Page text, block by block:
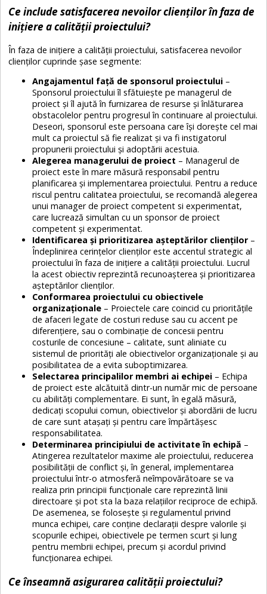
Ce include satisfacerea nevoilor clienților în faza de
inițiere a calității proiectului?
În faza de inițiere a calității proiectului, satisfacerea nevoilor
clienților cuprinde șase segmente:
Angajamentul față de sponsorul proiectului –
Sponsorul proiectului îl sfătuiește pe managerul de
proiect și îl ajută în furnizarea de resurse și înlăturarea
obstacolelor pentru progresul în continuare al proiectului.
Deseori, sponsorul este persoana care își dorește cel mai
mult ca proiectul să fie realizat și va fi instigatorul
propunerii proiectului și adoptării acestuia.
Alegerea managerului de proiect – Managerul de
proiect este în mare măsură responsabil pentru
planificarea și implementarea proiectului. Pentru a reduce
riscul pentru calitatea proiectului, se recomandă alegerea
unui manager de proiect competent si experimentat,
care lucrează simultan cu un sponsor de proiect
competent și experimentat.
Identificarea și prioritizarea așteptărilor clienților–
Îndeplinirea cerințelor clienților este accentul strategic al
proiectului în faza de inițiere a calității proiectului. Lucrul
la acest obiectiv reprezintă recunoașterea și prioritizarea
așteptărilor clienților.
Conformarea proiectului cu obiectivele
organizaționale – Proiectele care coincid cu prioritățile
de afaceri legate de costuri reduse sau cu accent pe
diferențiere, sau o combinație de concesii pentru
costurile de concesiune – calitate, sunt aliniate cu
sistemul de priorități ale obiectivelor organizaționale și au
posibilitatea de a evita suboptimizarea.
Selectarea principalilor membri ai echipei – Echipa
de proiect este alcătuită dintr-un număr mic de persoane
cu abilități complementare. Ei sunt, în egală măsură,
dedicați scopului comun, obiectivelor și abordării de lucru
de care sunt atașați și pentru care împărtășesc
responsabilitatea.
Determinarea principiului de activitate în echipă –
Atingerea rezultatelor maxime ale proiectului, reducerea
posibilității de conflict și, în general, implementarea
proiectului într-o atmosferă neîmpovărătoare se va
realiza prin principii funcționale care reprezintă linii
directoare și pot sta la baza relațiilor reciproce de echipă.
De asemenea, se folosește și regulamentul privind
munca echipei, care conține declarații despre valorile și
scopurile echipei, obiectivele pe termen scurt și lung
pentru membrii echipei, precum și acordul privind
funcționarea echipei.
Ce înseamnă asigurarea calității proiectului?